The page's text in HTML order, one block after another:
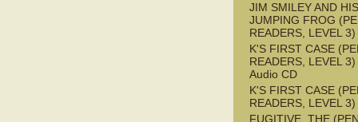
JIM SMILEY AND HIS
JUMPING FROG
READERS, LEVEL
K'S FIRST CASE
READERS, LEVEL
Audio CD
K'S FIRST CASE
READERS, LEVEL
FUGITIVE, THE